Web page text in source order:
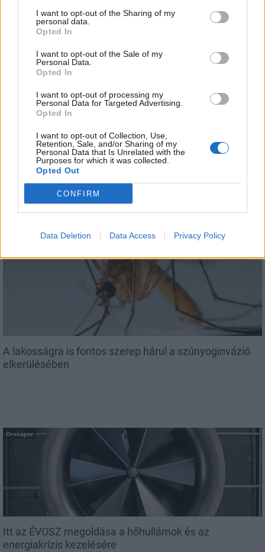
I want to opt-out of the Sharing of my
personal data.
Opted In
I want to opt-out of the Sale of my
Personal Data.
Opted In
I want to opt-out of processing my
Personal Data for Targeted Advertising.
Opted In
I want to opt-out of Collection, Use,
Retention, Sale, and/or Sharing of my
Personal Data that Is Unrelated with the
Purposes for which it was collected.
Opted Out
CONFIRM
Data Deletion Data Access Privacy Policy
Kecskeméten is szakirányú továbbképzésekkel erősít a
Gál Ferenc Egyetem
A lakosságra is fontos szerep hárul a szúnyoginvázió
elkerülésében
Országos
Itt az ÉVOSZ megoldása a hőhullámok és az
energiakrízis kezelésére